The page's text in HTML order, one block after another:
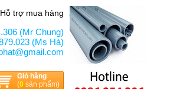
Hỗ trợ mua hàng
(Mr Chung)
(Ms Hà)
Giỏ hàng
(0 sản phẩm)